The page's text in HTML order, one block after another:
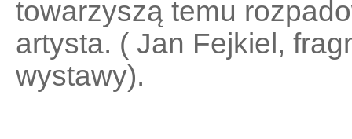
towarzyszą temu
artysta. ( Jan Fejkiel,
wystawy).